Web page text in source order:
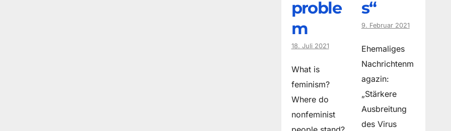
proble
m
18. Juli 2021
What is
feminism?
Where do
non­feminist
s“
9. Februar 2021
Ehemaliges
Nachrichtenm
agazin:
„Stärkere
Ausbreitung
des Virus